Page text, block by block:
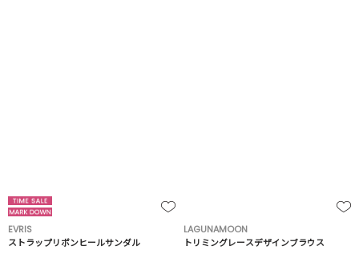
EVRIS
ストラップリボンヒールサンダル
LAGUNAMOON
トリミングレースデザインブラウス